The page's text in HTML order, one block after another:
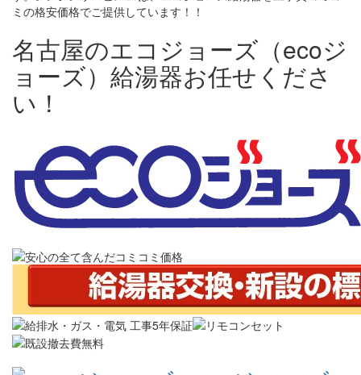
ミの格安価格でご提供しています！！
名古屋のエコジョーズ（ecoジ
ョーズ）給湯器お任せくださ
い！